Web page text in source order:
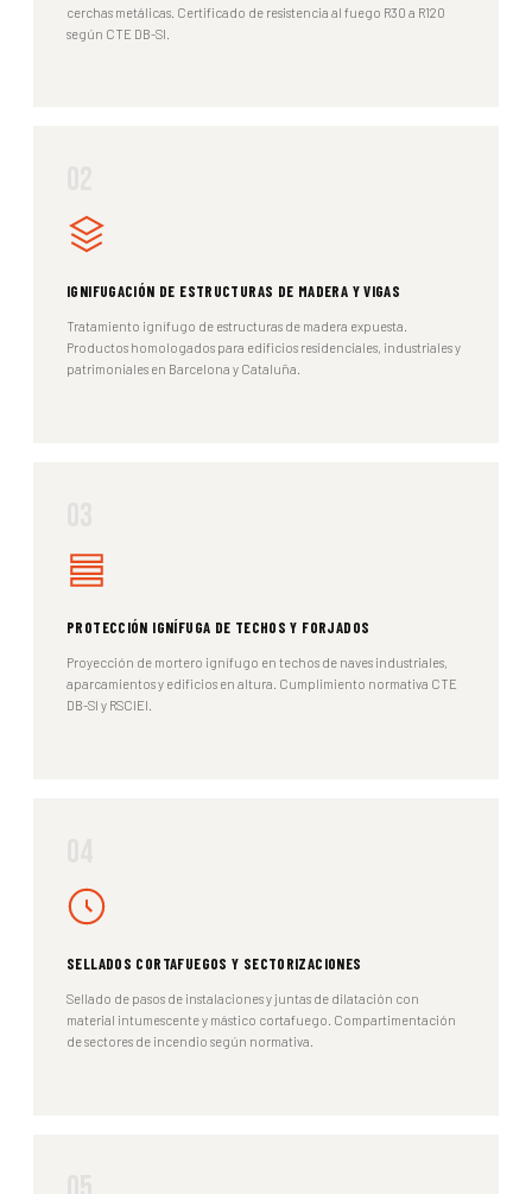
cerchas metálicas. Certificado de resistencia al fuego R30 a R120
según CTE DB-SI.
IGNIFUGACIÓN DE ESTRUCTURAS DE MADERA Y VIGAS
Tratamiento ignífugo de estructuras de madera expuesta.
Productos homologados para edificios residenciales, industriales y
patrimoniales en Barcelona y Cataluña.
PROTECCIÓN IGNÍFUGA DE TECHOS Y FORJADOS
Proyección de mortero ignífugo en techos de naves industriales,
aparcamientos y edificios en altura. Cumplimiento normativa CTE
DB-SI y RSCIEI.
SELLADOS CORTAFUEGOS Y SECTORIZACIONES
Sellado de pasos de instalaciones y juntas de dilatación con
material intumescente y mástico cortafuego. Compartimentación
de sectores de incendio según normativa.